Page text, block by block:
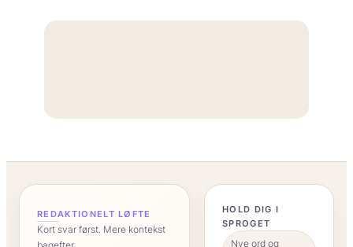
“
REDAKTIONELT LØFTE
Kort svar først. Mere kontekst
HOLD DIG I
SPROGET
Nye ord og